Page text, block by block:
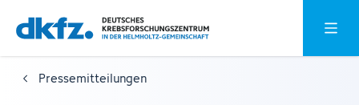
Zum
Hauptinhalt
springen
Zur
Fußzeile
springen
Pressemitteilungen